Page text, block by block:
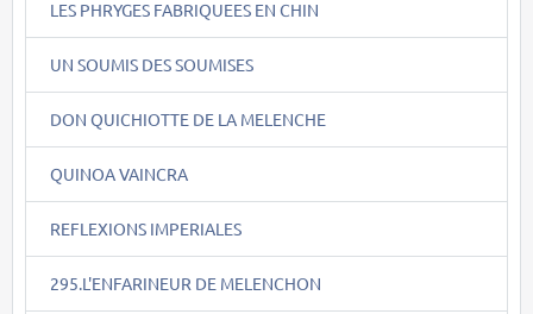
LES PHRYGES FABRIQUEES EN CHIN
UN SOUMIS DES SOUMISES
DON QUICHIOTTE DE LA MELENCHE
QUINOA VAINCRA
REFLEXIONS IMPERIALES
295.L'ENFARINEUR DE MELENCHON